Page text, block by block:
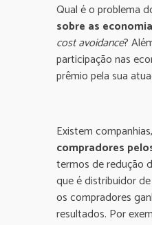
Qual é o problema
sobre as
cost avoidance?
participação nas
prêmio pela sua
Existem
compradores
termos de redução
que é distribuidor
os compradores
resultados. Por